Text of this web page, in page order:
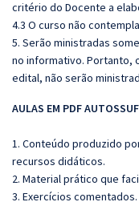
critério do Docente a
4.3 O curso não
5. Serão ministradas
no informativo. Portanto,
edital, não serão
AULAS EM PDF
1. Conteúdo produzido
recursos didáticos.
2. Material prático que
3. Exercícios comentados.